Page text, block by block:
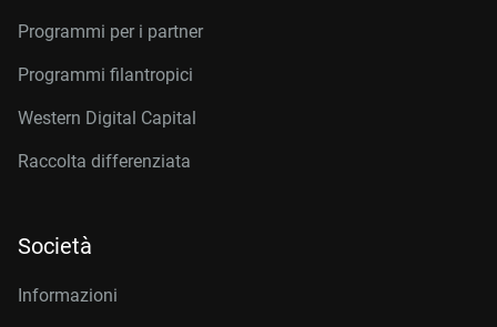
Programmi per i partner
Programmi filantropici
Western Digital Capital
Raccolta differenziata
Società
Informazioni